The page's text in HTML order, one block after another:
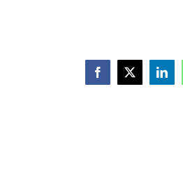
Facebook
X